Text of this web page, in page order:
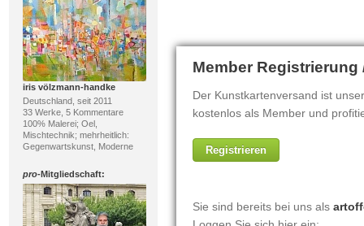
iris völzmann-handke
Deutschland, seit 2011
33 Werke, 5 Kommentare
100% Malerei; Oel,
Mischtechnik; mehrheitlich:
Gegenwartskunst, Moderne
pro-Mitgliedschaft: